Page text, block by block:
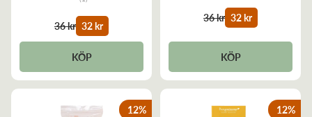
36 kr 32 kr
KÖP
36 kr 32 kr
KÖP
12% 12%